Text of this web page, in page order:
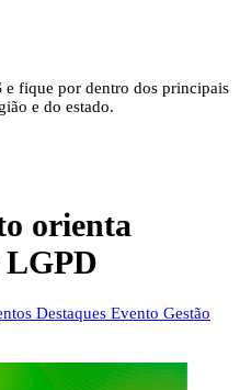
e fique por dentro dos principais
e do estado.
orienta
LGPD
Destaques Evento Gestão